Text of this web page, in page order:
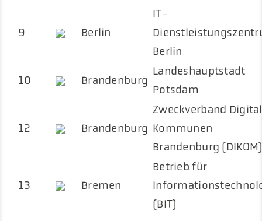
9 Berlin
IT-
Berlin
10 Brandenburg
Landeshauptstadt
Potsdam
12 Brandenburg
Zweckverband
Kommunen
Brandenburg
13 Bremen
Betrieb für
(BIT)